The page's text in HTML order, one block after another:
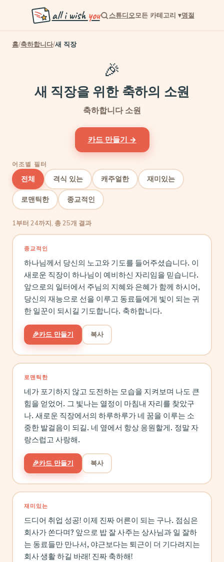
all i wish you 스튜디오모든 카테고리 ▾명절
홈/축하합니다/새 직장
🎉
새 직장을 위한 축하의 소원
축하합니다 소원
카드 만들기 →
어조별 필터
전체 격식 있는 캐주얼한 재미있는
로맨틱한 종교적인
1부터 24까지, 총 25개 결과
종교적인
하나님께서 당신의 노고와 기도를 들어주셨습니다. 이
새로운 직장이 하나님이 예비하신 자리임을 믿습니다.
앞으로의 일터에서 주님의 지혜와 은혜가 함께 하시어,
당신의 재능으로 선을 이루고 동료들에게 빛이 되는 귀
한 일꾼이 되시길 기도합니다. 축하합니다.
🎉카드 만들기 복사
로맨틱한
네가 포기하지 않고 도전하는 모습을 지켜보며 나도 큰
힘을 얻었어. 그 빛나는 열정이 마침내 자리를 찾았구
나. 새로운 직장에서의 하루하루가 네 꿈을 이루는 소
중한 발걸음이 되길. 네 옆에서 항상 응원할게. 정말 자
랑스럽고 사랑해.
🎉카드 만들기 복사
재미있는
드디어 취업 성공! 이제 진짜 어른이 되는 구나. 점심은
회사가 쏜다며? 앞으로 밥 잘 사주는 상사님과 일 잘하
는 동료들만 만나서, 야근보다는 퇴근이 더 기다려지는
회사 생활 하길 바래! 진짜 축하해!